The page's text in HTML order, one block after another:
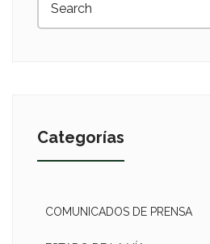
Categorías
COMUNICADOS DE PRENSA